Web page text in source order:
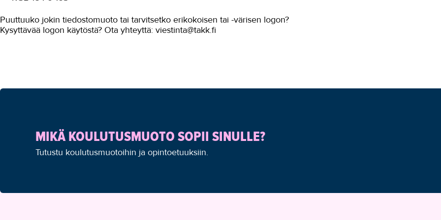
Puuttuuko jokin tiedostomuoto tai tarvitsetko erikokoisen tai -värisen logon?
Kysyttävää logon käytöstä? Ota yhteyttä: viestinta@takk.fi
MIKÄ KOULUTUSMUOTO SOPII SINULLE?
Tutustu koulutusmuotoihin ja opintoetuuksiin.